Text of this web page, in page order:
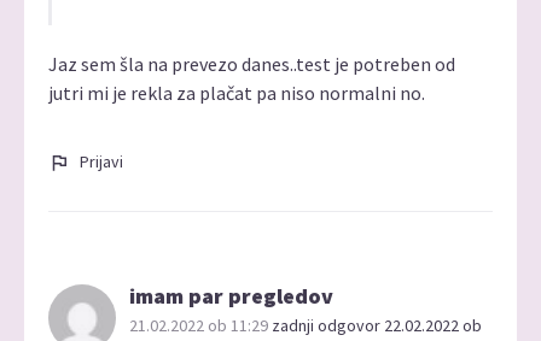
Jaz sem šla na prevezo danes..test je potreben od
jutri mi je rekla za plačat pa niso normalni no.
Prijavi
imam par pregledov
21.02.2022 ob 11:29 zadnji odgovor 22.02.2022 ob